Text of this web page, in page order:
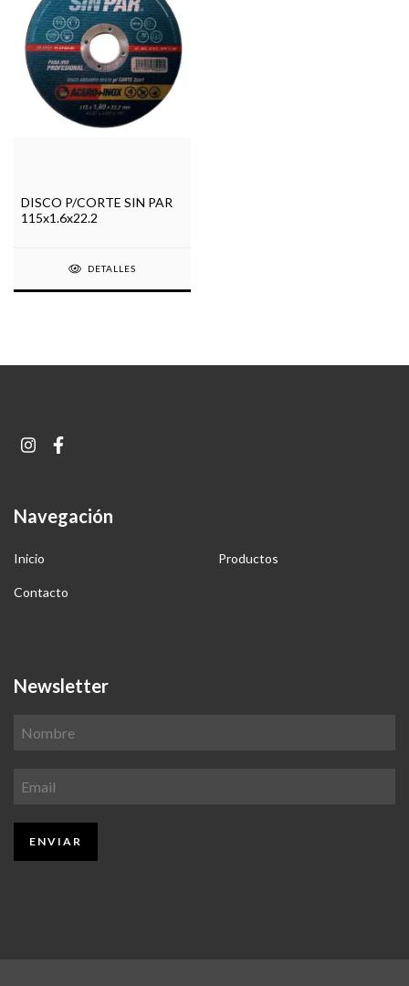
DISCO P/CORTE SIN PAR
115x1.6x22.2
DETALLES
Navegación
Inicio Productos
Contacto
Newsletter